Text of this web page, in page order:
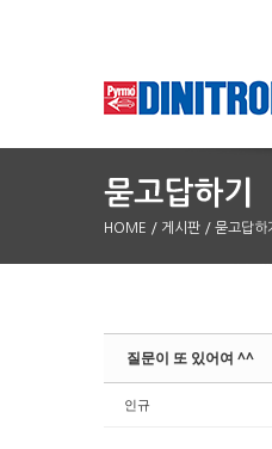
HOME / 게시판 / 묻고답하
질문이 또 있어여 ^^
인규